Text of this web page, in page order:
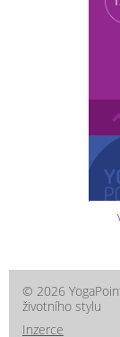
© 2026
životního stylu
Inzerce